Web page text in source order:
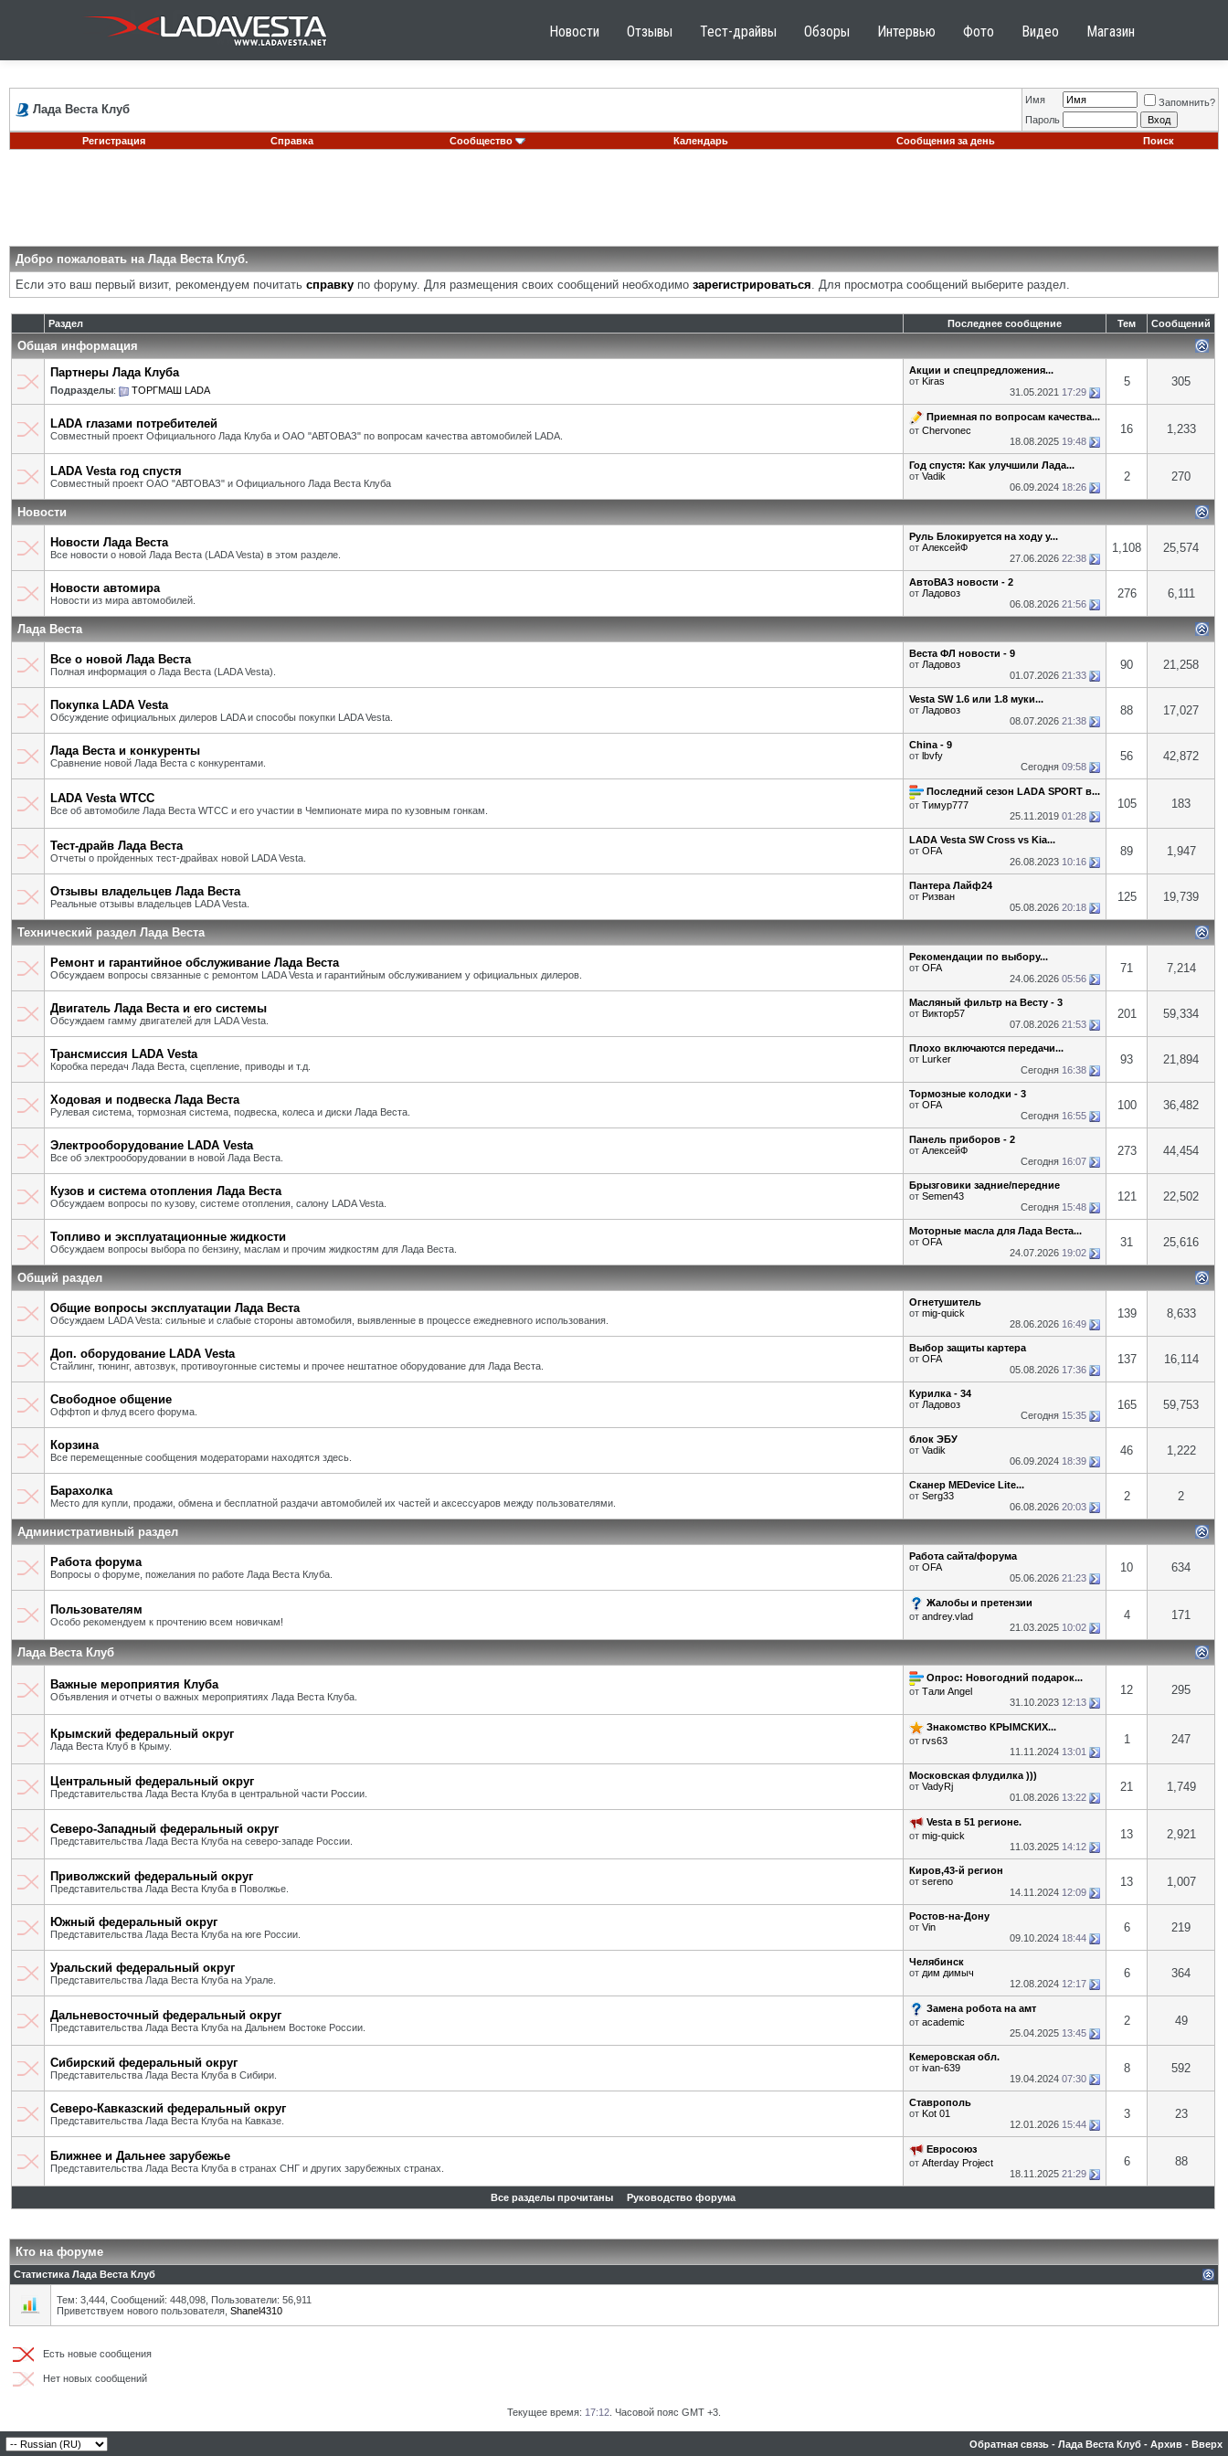
Новости Отзывы Тест-драйвы Обзоры Интервью Фото Видео Магазин
Лада Веста Клуб
Имя
Запомнить?
Пароль
Регистрация
Справка Сообщество Календарь Сообщения за день Поиск
Добро пожаловать на Лада Веста Клуб.
Если это ваш первый визит, рекомендуем почитать справку по форуму. Для размещения своих сообщений необходимо зарегистрироваться. Для просмотра сообщений выберите раздел.
Раздел Последнее сообщение Тем Сообщений
Общая информация
Партнеры Лада Клуба
Подразделы: ТОРГМАШ LADA
Акции и спецпредложения...
от Kiras
31.05.2021 17:29
5 305
LADA глазами потребителей
Совместный проект Официального Лада Клуба и ОАО "АВТОВАЗ" по вопросам качества автомобилей LADA.
Приемная по вопросам качества...
от Chervonec
18.08.2025 19:48
16 1,233
LADA Vesta год спустя
Совместный проект ОАО "АВТОВАЗ" и Официального Лада Веста Клуба
Год спустя: Как улучшили Лада...
от Vadik
06.09.2024 18:26
2 270
Новости
Новости Лада Веста
Все новости о новой Лада Веста (LADA Vesta) в этом разделе.
Руль Блокируется на ходу у...
от АлексейФ
27.06.2026 22:38
1,108 25,574
Новости автомира
Новости из мира автомобилей.
АвтоВАЗ новости - 2
от Ладовоз
06.08.2026 21:56
276 6,111
Лада Веста
Все о новой Лада Веста
Полная информация о Лада Веста (LADA Vesta).
Веста ФЛ новости - 9
от Ладовоз
01.07.2026 21:33
90 21,258
Покупка LADA Vesta
Обсуждение официальных дилеров LADA и способы покупки LADA Vesta.
Vesta SW 1.6 или 1.8 муки...
от Ладовоз
08.07.2026 21:38
88 17,027
Лада Веста и конкуренты
Сравнение новой Лада Веста с конкурентами.
China - 9
от lbvfy
Сегодня 09:58
56 42,872
LADA Vesta WTCC
Все об автомобиле Лада Веста WTCC и его участии в Чемпионате мира по кузовным гонкам.
Последний сезон LADA SPORT в...
от Тимур777
25.11.2019 01:28
105 183
Тест-драйв Лада Веста
Отчеты о пройденных тест-драйвах новой LADA Vesta.
LADA Vesta SW Cross vs Kia...
от OFA
26.08.2023 10:16
89 1,947
Отзывы владельцев Лада Веста
Реальные отзывы владельцев LADA Vesta.
Пантера Лайф24
от Ризван
05.08.2026 20:18
125 19,739
Технический раздел Лада Веста
Ремонт и гарантийное обслуживание Лада Веста
Обсуждаем вопросы связанные с ремонтом LADA Vesta и гарантийным обслуживанием у официальных дилеров.
Рекомендации по выбору...
от OFA
24.06.2026 05:56
71 7,214
Двигатель Лада Веста и его системы
Обсуждаем гамму двигателей для LADA Vesta.
Масляный фильтр на Весту - 3
от Виктор57
07.08.2026 21:53
201 59,334
Трансмиссия LADA Vesta
Коробка передач Лада Веста, сцепление, приводы и т.д.
Плохо включаются передачи...
от Lurker
Сегодня 16:38
93 21,894
Ходовая и подвеска Лада Веста
Рулевая система, тормозная система, подвеска, колеса и диски Лада Веста.
Тормозные колодки - 3
от OFA
Сегодня 16:55
100 36,482
Электрооборудование LADA Vesta
Все об электрооборудовании в новой Лада Веста.
Панель приборов - 2
от АлексейФ
Сегодня 16:07
273 44,454
Кузов и система отопления Лада Веста
Обсуждаем вопросы по кузову, системе отопления, салону LADA Vesta.
Брызговики задние/передние
от Semen43
Сегодня 15:48
121 22,502
Топливо и эксплуатационные жидкости
Обсуждаем вопросы выбора по бензину, маслам и прочим жидкостям для Лада Веста.
Моторные масла для Лада Веста...
от OFA
24.07.2026 19:02
31 25,616
Общий раздел
Общие вопросы эксплуатации Лада Веста
Обсуждаем LADA Vesta: сильные и слабые стороны автомобиля, выявленные в процессе ежедневного использования.
Огнетушитель
от mig-quick
28.06.2026 16:49
139 8,633
Доп. оборудование LADA Vesta
Стайлинг, тюнинг, автозвук, противоугонные системы и прочее нештатное оборудование для Лада Веста.
Выбор защиты картера
от OFA
05.08.2026 17:36
137 16,114
Свободное общение
Оффтоп и флуд всего форума.
Курилка - 34
от Ладовоз
Сегодня 15:35
165 59,753
Корзина
Все перемещенные сообщения модераторами находятся здесь.
блок ЭБУ
от Vadik
06.09.2024 18:39
46 1,222
Барахолка
Место для купли, продажи, обмена и бесплатной раздачи автомобилей их частей и аксессуаров между пользователями.
Сканер MEDevice Lite...
от Serg33
06.08.2026 20:03
2 2
Административный раздел
Работа форума
Вопросы о форуме, пожелания по работе Лада Веста Клуба.
Работа сайта/форума
от OFA
05.06.2026 21:23
10 634
Пользователям
Особо рекомендуем к прочтению всем новичкам!
Жалобы и претензии
от andrey.vlad
21.03.2025 10:02
4 171
Лада Веста Клуб
Важные мероприятия Клуба
Объявления и отчеты о важных мероприятиях Лада Веста Клуба.
Опрос: Новогодний подарок...
от Тали Angel
31.10.2023 12:13
12 295
Крымский федеральный округ
Лада Веста Клуб в Крыму.
Знакомство КРЫМСКИХ...
от rvs63
11.11.2024 13:01
1 247
Центральный федеральный округ
Представительства Лада Веста Клуба в центральной части России.
Московская флудилка )))
от VadyRj
01.08.2026 13:22
21 1,749
Северо-Западный федеральный округ
Представительства Лада Веста Клуба на северо-западе России.
Vesta в 51 регионе.
от mig-quick
11.03.2025 14:12
13 2,921
Приволжский федеральный округ
Представительства Лада Веста Клуба в Поволжье.
Киров,43-й регион
от sereno
14.11.2024 12:09
13 1,007
Южный федеральный округ
Представительства Лада Веста Клуба на юге России.
Ростов-на-Дону
от Vin
09.10.2024 18:44
6 219
Уральский федеральный округ
Представительства Лада Веста Клуба на Урале.
Челябинск
от дим димыч
12.08.2024 12:17
6 364
Дальневосточный федеральный округ
Представительства Лада Веста Клуба на Дальнем Востоке России.
Замена робота на амт
от academic
25.04.2025 13:45
2 49
Сибирский федеральный округ
Представительства Лада Веста Клуба в Сибири.
Кемеровская обл.
от ivan-639
19.04.2024 07:30
8 592
Северо-Кавказский федеральный округ
Представительства Лада Веста Клуба на Кавказе.
Ставрополь
от Kot 01
12.01.2026 15:44
3 23
Ближнее и Дальнее зарубежье
Представительства Лада Веста Клуба в странах СНГ и других зарубежных странах.
Евросоюз
от Afterday Project
18.11.2025 21:29
6 88
Все разделы прочитаны Руководство форума
Кто на форуме
Статистика Лада Веста Клуб
Тем: 3,444, Сообщений: 448,098, Пользователи: 56,911
Приветствуем нового пользователя, Shanel4310
Есть новые сообщения
Нет новых сообщений
Текущее время: 17:12 . Часовой пояс GMT +3.
Обратная связь - Лада Веста Клуб - Архив - Вверх